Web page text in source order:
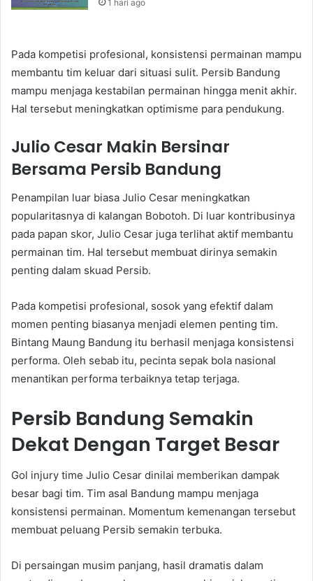
1 hari ago
Pada kompetisi profesional, konsistensi permainan mampu
membantu tim keluar dari situasi sulit. Persib Bandung
mampu menjaga kestabilan permainan hingga menit akhir.
Hal tersebut meningkatkan optimisme para pendukung.
Julio Cesar Makin Bersinar
Bersama Persib Bandung
Penampilan luar biasa Julio Cesar meningkatkan
popularitasnya di kalangan Bobotoh. Di luar kontribusinya
pada papan skor, Julio Cesar juga terlihat aktif membantu
permainan tim. Hal tersebut membuat dirinya semakin
penting dalam skuad Persib.
Pada kompetisi profesional, sosok yang efektif dalam
momen penting biasanya menjadi elemen penting tim.
Bintang Maung Bandung itu berhasil menjaga konsistensi
performa. Oleh sebab itu, pecinta sepak bola nasional
menantikan performa terbaiknya tetap terjaga.
Persib Bandung Semakin
Dekat Dengan Target Besar
Gol injury time Julio Cesar dinilai memberikan dampak
besar bagi tim. Tim asal Bandung mampu menjaga
konsistensi permainan. Momentum kemenangan tersebut
membuat peluang Persib semakin terbuka.
Di persaingan musim panjang, hasil dramatis dalam